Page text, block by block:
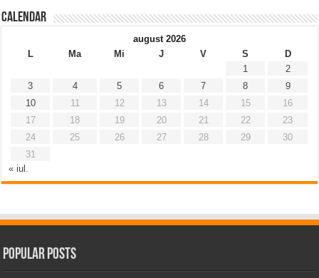
Calendar
august 2026
L
Ma Mi J V S
D
1
2
3
4 5 6 7 8
9
10
11 12 13 14 15
16
17
18 19 20 21 22
23
24
25 26 27 28 29
30
31
« iul.
Popular Posts